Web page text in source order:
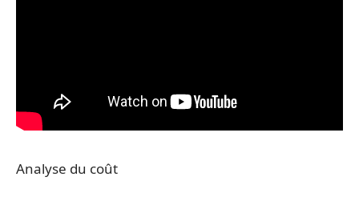
Analyse du coût